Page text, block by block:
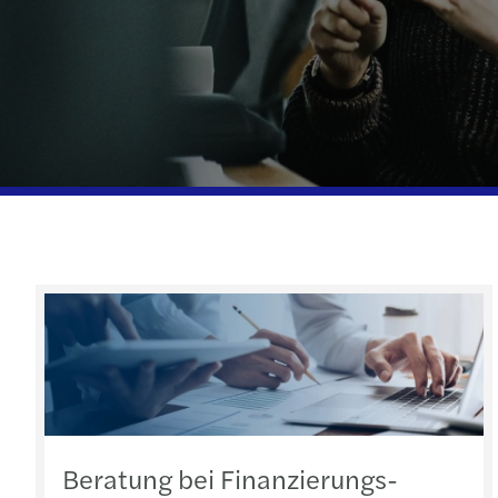
Beratung bei Finanzierungs-